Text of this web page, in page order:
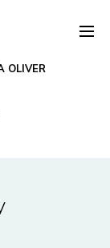
OLIVER